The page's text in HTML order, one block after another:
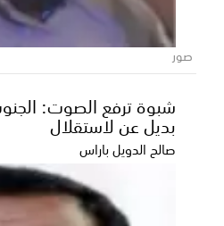
بتمويل سعودي.. وضع
لحج والضالع
الأساس لمشروع بناء وإعادة تأهيل 13 مدرسة في محاف...
صور
شبوة ترفع الصوت:
بديل عن لاستقلال
صالح الدويل باراس